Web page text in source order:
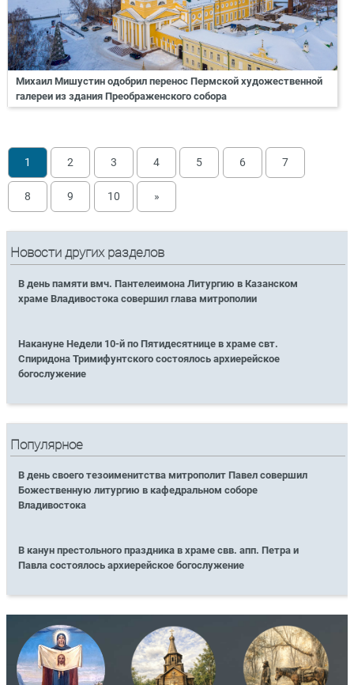
Михаил Мишустин одобрил перенос Пермской художественной
галереи из здания Преображенского собора
1 2 3 4 5 6 7
8 9 10 »
Новости других разделов
В день памяти вмч. Пантелеимона Литургию в Казанском
храме Владивостока совершил глава митрополии
Накануне Недели 10-й по Пятидесятнице в храме свт.
Спиридона Тримифунтского состоялось архиерейское
богослужение
Популярное
В день своего тезоименитства митрополит Павел совершил
Божественную литургию в кафедральном соборе
Владивостока
В канун престольного праздника в храме свв. апп. Петра и
Павла состоялось архиерейское богослужение